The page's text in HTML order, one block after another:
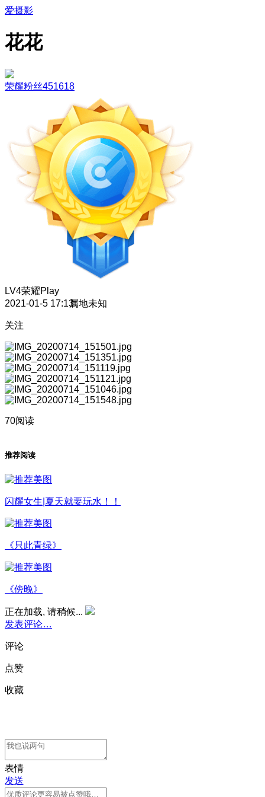
爱摄影
花花
荣耀粉丝451618
LV4荣耀Play
2021-01-5 17:13属地未知
关注
70阅读
推荐阅读
闪耀女生|夏天就要玩水！！
《只此青绿》
《傍晚》
正在加载, 请稍候...
发表评论…
评论
点赞
收藏
表情
发送